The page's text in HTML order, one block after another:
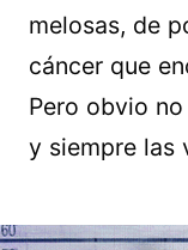
melosas, de
cáncer que
Pero obvio
y siempre las